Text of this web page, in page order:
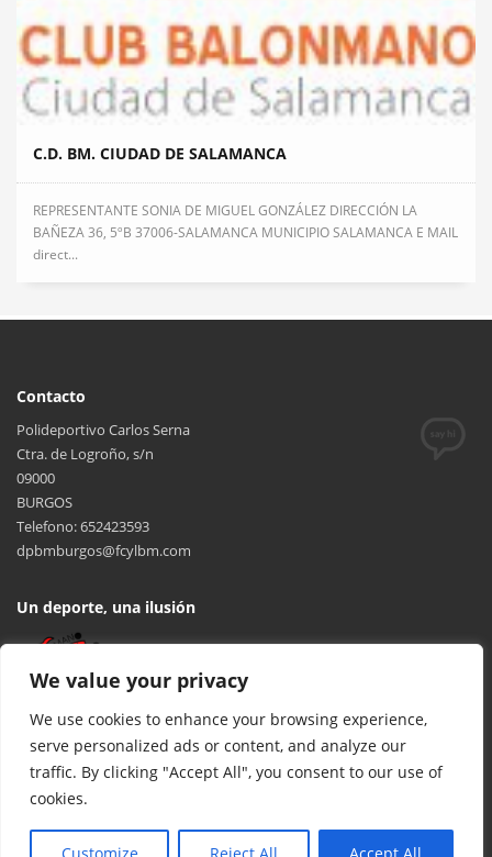
We value your privacy
We use cookies to enhance your browsing experience,
serve personalized ads or content, and analyze our
traffic. By clicking "Accept All", you consent to our use of
cookies.
C.D. BM. CIUDAD DE SALAMANCA
REPRESENTANTE SONIA DE MIGUEL GONZÁLEZ DIRECCIÓN LA
BAÑEZA 36, 5ºB 37006-SALAMANCA MUNICIPIO SALAMANCA E MAIL
direct...
Contacto
Polideportivo Carlos Serna
Ctra. de Logroño, s/n
09000
BURGOS
Telefono: 652423593
dpbmburgos@fcylbm.com
Un deporte, una ilusión
León. Todos los derechos reservados. Desarrollado por
TOOOLS